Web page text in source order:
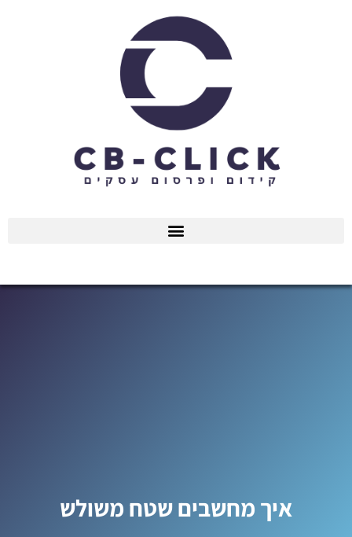
איך מחשבים שטח משולש